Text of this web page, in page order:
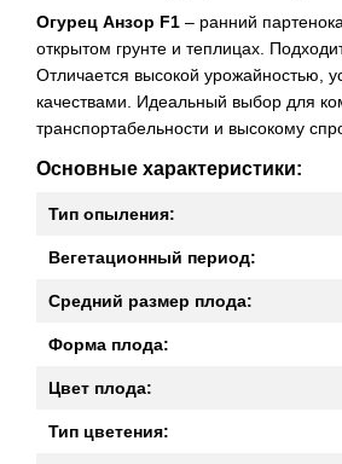
Огурец Анзор F1 – ранний
открытом грунте и теплицах.
Отличается высокой урожайностью,
качествами. Идеальный выбор для
транспортабельности и высокому
Основные характеристики:
Тип опыления:
Вегетационный период:
Средний размер плода:
Форма плода:
Цвет плода:
Тип цветения: